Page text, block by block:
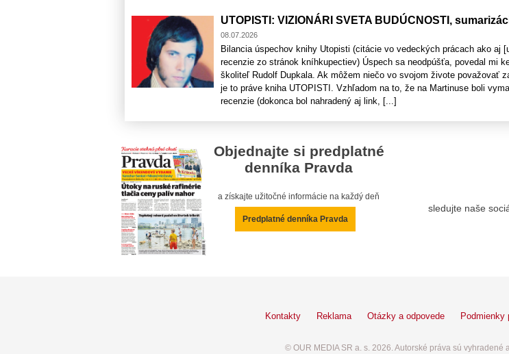
UTOPISTI: VIZIONÁRI SVETA BUDÚCNOSTI,
08.07.2026
Bilancia úspechov knihy Utopisti (citácie vo vedeckých prácach ako aj
recenzie zo stránok kníhkupectiev) Úspech sa neodpúšťa, povedal mi
školiteľ Rudolf Dupkala. Ak môžem niečo vo svojom živote považovať
je to práve kniha UTOPISTI. Vzhľadom na to, že na Martinuse boli
recenzie​ (dokonca bol nahradený aj link, [...]
Objednajte si predplatné
denníka Pravda
a získajte užitočné informácie na každý deň
Predplatné denníka Pravda
sledujte naše
Kontakty Reklama Otázky a odpovede Podmienky
© OUR MEDIA SR a. s. 2026. Autorské práva sú vyhradené